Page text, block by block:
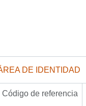
DE IDENTIDAD
Código de referencia